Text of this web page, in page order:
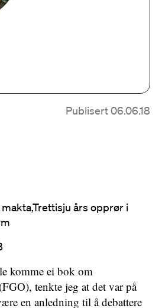
Publisert 06.06.18
års opprør i
komme ei bok om
tenkte jeg at det var på
en anledning til å debattere